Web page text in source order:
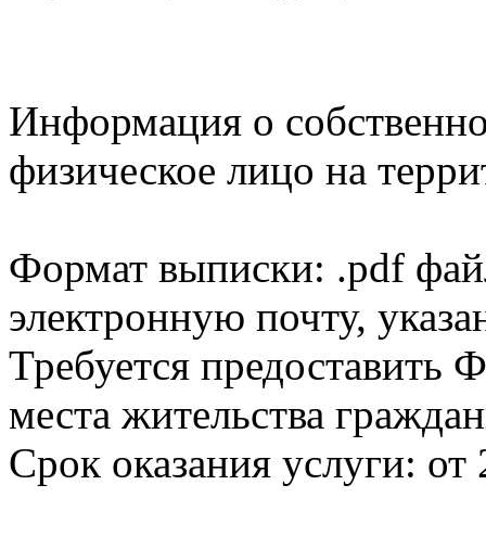
Информация о
физическое лицо на
Формат выписки: .pdf
электронную почту,
Требуется
места жительства
Срок оказания услуги: от